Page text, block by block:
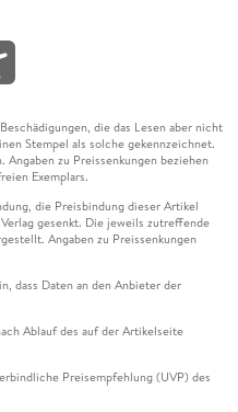
die das Lesen aber nicht
Stempel als solche gekennzeichnet.
zu Preissenkungen beziehen
Exemplars.
die Preisbindung dieser Artikel
gesenkt. Die jeweils zutreffende
Angaben zu Preissenkungen
dass Daten an den Anbieter der
Ablauf des auf der Artikelseite
Preisempfehlung (UVP) des